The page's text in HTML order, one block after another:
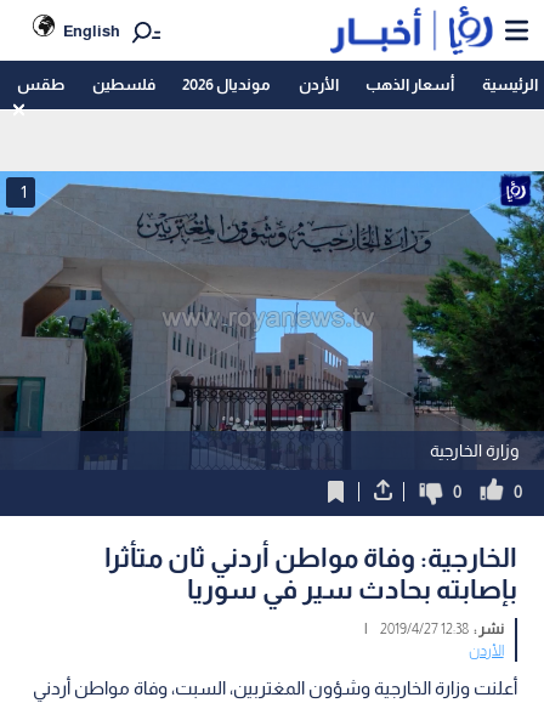
English
الرئيسية أسعار الذهب الأردن مونديال 2026 فلسطين طقس
وزارة الخارجية
1
0
0
الخارجية: وفاة مواطن أردني ثان متأثرا
بإصابته بحادث سير في سوريا
نشر :12:38 2019/4/27
|
الأردن
أعلنت وزارة الخارجية وشؤون المغتربين، السبت، وفاة مواطن أردني